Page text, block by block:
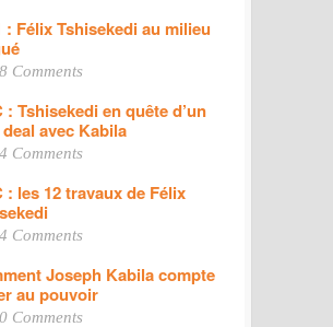
: Félix Tshisekedi au milieu
Comments
: Tshisekedi en quête d’un
avec Kabila
Comments
: les 12 travaux de Félix
Comments
Joseph Kabila compte
au pouvoir
Comments